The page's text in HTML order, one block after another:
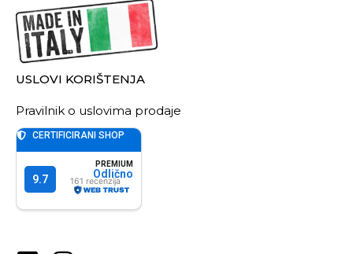
USLOVI KORIŠTENJA
Pravilnik o uslovima prodaje